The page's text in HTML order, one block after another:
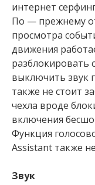
интернет
По — прежнему
просмотра
движения
разблокировать
выключить звук
также не стоит
чехла вроде
включения
Функция
Assistant также
Звук